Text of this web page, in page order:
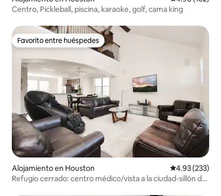
Centro, Pickleball, piscina, karaoke, golf, cama king
Favorito entre huéspedes
Favorito entre huéspedes
Alojamiento en Houston Calificación
4.93 (233)
Refugio cerrado: centro médico/vista a la ciudad-sillón de